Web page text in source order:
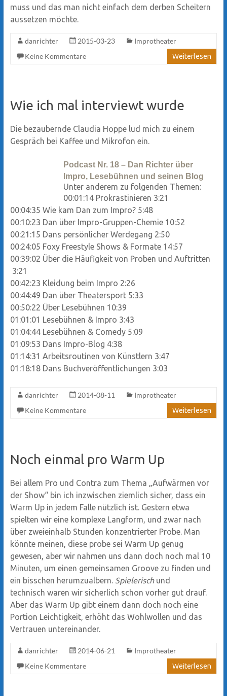
muss und das man nicht einfach dem derben Scheitern
aussetzen möchte.
danrichter 2015-03-23
Improtheater
Keine Kommentare
Weiterlesen
Wie ich mal interviewt wurde
Die bezaubernde Claudia Hoppe lud mich zu einem
Gespräch bei Kaffee und Mikrofon ein.
Podcast Nr. 18 – Dan Richter über
Impro, Lesebühnen und seinen Blog
Unter anderem zu folgenden Themen:
00:01:14 Prokrastinieren 3:21
00:04:35 Wie kam Dan zum Impro? 5:48
00:10:23 Dan über Impro-Gruppen-Chemie 10:52
00:21:15 Dans persönlicher Werdegang 2:50
00:24:05 Foxy Freestyle Shows & Formate 14:57
00:39:02 Über die Häufigkeit von Proben und Auftritten
3:21
00:42:23 Kleidung beim Impro 2:26
00:44:49 Dan über Theatersport 5:33
00:50:22 Über Lesebühnen 10:39
01:01:01 Lesebühnen & Impro 3:43
01:04:44 Lesebühnen & Comedy 5:09
01:09:53 Dans Impro-Blog 4:38
01:14:31 Arbeitsroutinen von Künstlern 3:47
01:18:18 Dans Buchveröffentlichungen 3:03
danrichter 2014-08-11
Improtheater
Keine Kommentare
Weiterlesen
Noch einmal pro Warm Up
Bei allem Pro und Contra zum Thema „Aufwärmen vor
der Show“ bin ich inzwischen ziemlich sicher, dass ein
Warm Up in jedem Falle nützlich ist. Gestern etwa
spielten wir eine komplexe Langform, und zwar nach
über zweieinhalb Stunden konzentrierter Probe. Man
könnte meinen, diese probe sei Warm Up genug
gewesen, aber wir nahmen uns dann doch noch mal 10
Minuten, um einen gemeinsamen Groove zu finden und
ein bisschen herumzualbern. Spielerisch und
technisch waren wir sicherlich schon vorher gut drauf.
Aber das Warm Up gibt einem dann doch noch eine
Portion Leichtigkeit, erhöht das Wohlwollen und das
Vertrauen untereinander.
danrichter 2014-06-21
Improtheater
Keine Kommentare
Weiterlesen